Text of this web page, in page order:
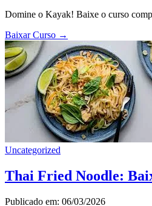
Domine o Kayak! Baixe o curso
Baixar Curso →
Uncategorized
Thai Fried Noodle:
Publicado em: 06/03/2026